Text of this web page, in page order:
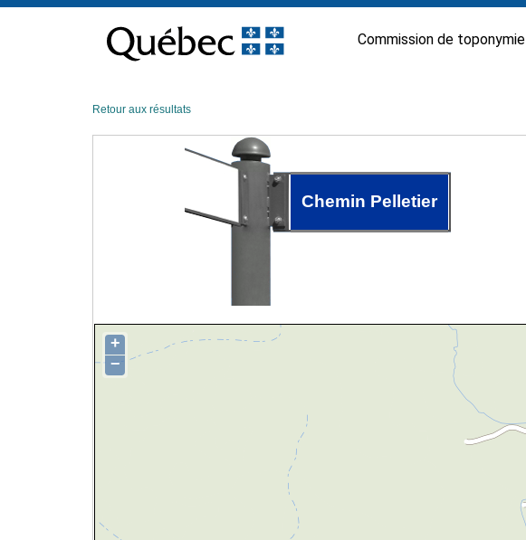
contenu
Commission de toponymie
Retour aux résultats
Chemin Pelletier
+
−